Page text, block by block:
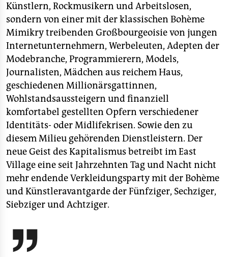
Künstlern, Rockmusikern und Arbeitslosen,
sondern von einer mit der klassischen Bohème
Mimikry treibenden Großbourgeoisie von jungen
Internetunternehmern, Werbeleuten, Adepten der
Modebranche, Programmierern, Models,
Journalisten, Mädchen aus reichem Haus,
geschiedenen Millionärsgattinnen,
Wohlstandsaussteigern und finanziell
komfortabel gestellten Opfern verschiedener
Identitäts- oder Midlifekrisen. Sowie den zu
diesem Milieu gehörenden Dienstleistern. Der
neue Geist des Kapitalismus betreibt im East
Village eine seit Jahrzehnten Tag und Nacht nicht
mehr endende Verkleidungsparty mit der Bohème
und Künstleravantgarde der Fünfziger, Sechziger,
Siebziger und Achtziger.
